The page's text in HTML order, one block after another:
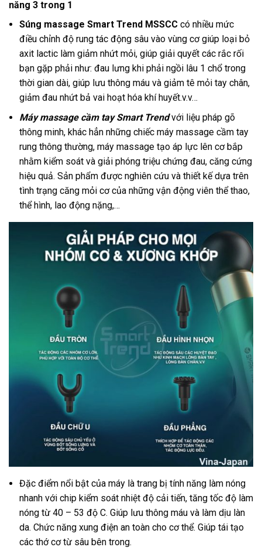
năng 3 trong 1
Súng massage Smart Trend MSSCC có nhiều mức
điều chỉnh độ rung tác động sâu vào vùng cơ giúp loại bỏ
axit lactic làm giảm nhứt mỏi, giúp giải quyết các rắc rối
bạn gặp phải như: đau lưng khi phải ngồi lâu 1 chổ trong
thời gian dài, giúp lưu thông máu và giảm tê mỏi tay chân,
giảm đau nhứt bả vai hoạt hóa khí huyết.v.v…
Máy massage cầm tay Smart Trendvới liệu pháp gõ
thông minh, khác hẳn những chiếc máy massage cầm tay
rung thông thường, máy massage tạo áp lực lên cơ bắp
nhằm kiểm soát và giải phóng triệu chứng đau, căng cứng
hiệu quả. Sản phẩm được nghiên cứu và thiết kế dựa trên
tình trạng căng mỏi cơ của những vận động viên thể thao,
thể hình, lao động nặng,…
Đặc điểm nổi bật của máy là trang bị tính năng làm nóng
nhanh với chip kiểm soát nhiệt độ cải tiến, tăng tốc độ làm
nóng từ 40 – 53 độ C. Giúp lưu thông máu và làm dịu làn
da. Chức năng xung điện an toàn cho cơ thể. Giúp tái tạo
các thớ cơ từ sâu bên trong.